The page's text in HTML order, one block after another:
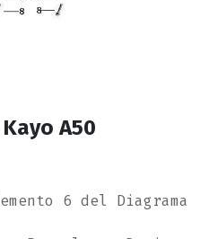
A50
6 del Diagrama